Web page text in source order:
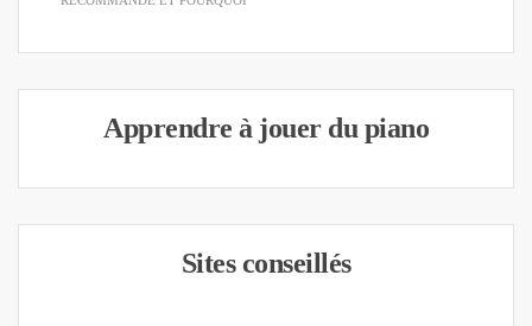
Apprendre à jouer du piano
Sites conseillés